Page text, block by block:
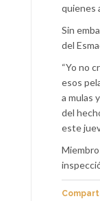
quienes
Sin
del
“Yo no
esos
a mulas
del
este